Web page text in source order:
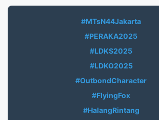
#MTsN44Jakarta
#PERAKA2025
#LDKS2025
#LDKO2025
#OutbondCharacter
#FlyingFox
#HalangRintang